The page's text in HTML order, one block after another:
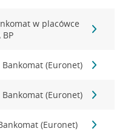
w placówce
BP
Bankomat (Euronet)
Bankomat (Euronet)
(Euronet)